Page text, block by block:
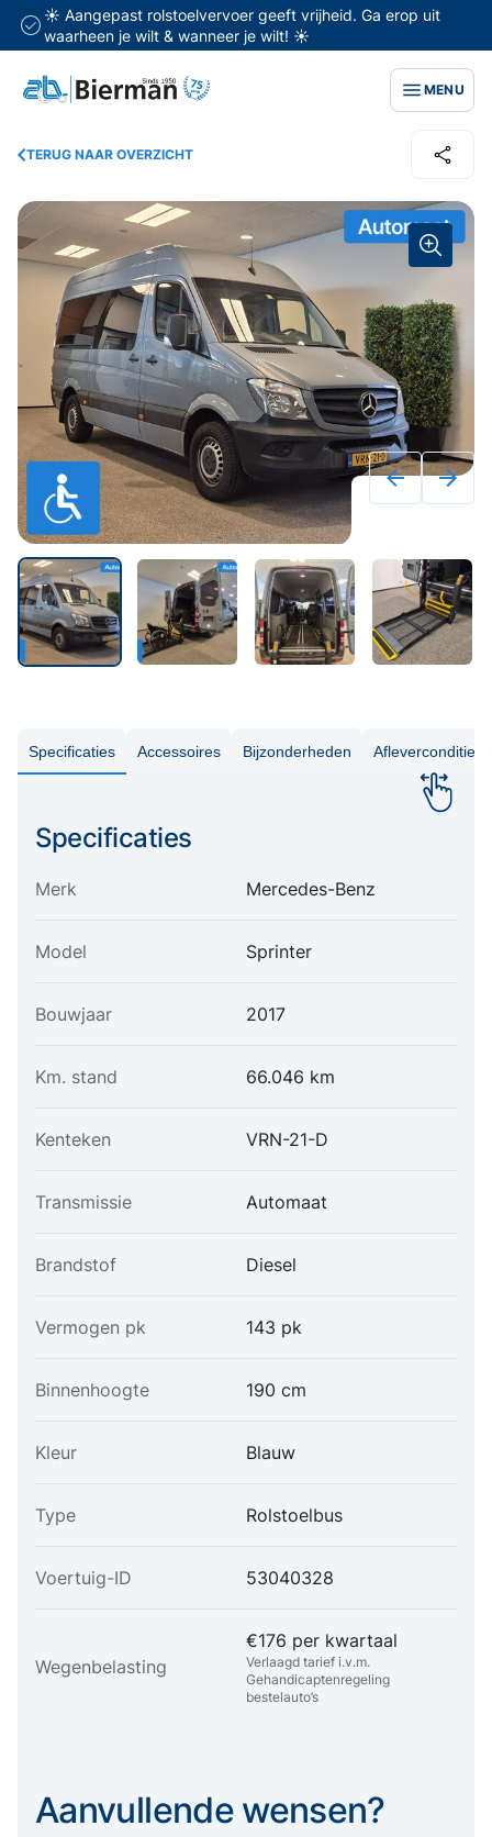
☀️ Aangepast rolstoelvervoer geeft vrijheid. Ga erop uit
waarheen je wilt & wanneer je wilt! ☀️
MENU
TERUG NAAR OVERZICHT
Specificaties Accessoires Bijzonderheden Aflevercondities
Specificaties
Merk Mercedes-Benz
Model Sprinter
Bouwjaar 2017
Km. stand 66.046 km
Kenteken VRN-21-D
Transmissie Automaat
Brandstof Diesel
Vermogen pk 143 pk
Binnenhoogte 190 cm
Kleur Blauw
Type Rolstoelbus
Voertuig-ID 53040328
Wegenbelasting
€176 per kwartaal
Verlaagd tarief i.v.m.
Gehandicaptenregeling
bestelauto’s
Aanvullende wensen?